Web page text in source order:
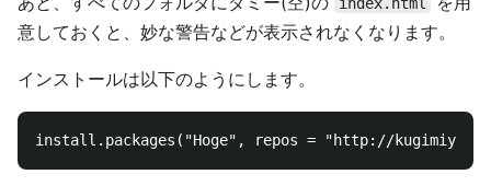
index.html
意しておくと、妙な警告などが表示されなくなります。
インストールは以下のようにします。